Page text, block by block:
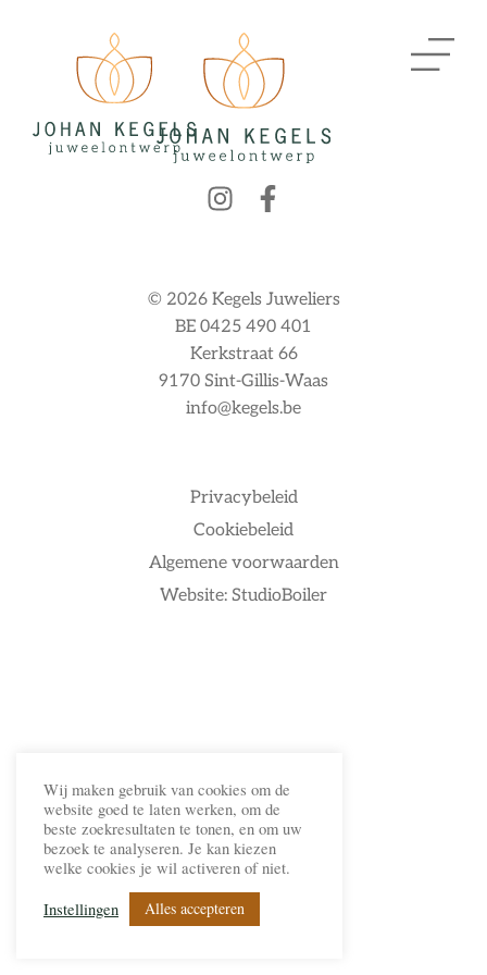
Privacybeleid
Cookiebeleid
Algemene voorwaarden
Website: StudioBoiler
© 2026 Kegels Juweliers
BE 0425 490 401
Kerkstraat 66
9170 Sint-Gillis-Waas
info@kegels.be
Wij maken gebruik van cookies om de
website goed te laten werken, om de
beste zoekresultaten te tonen, en om uw
bezoek te analyseren. Je kan kiezen
welke cookies je wil activeren of niet.
Instellingen
Alles accepteren